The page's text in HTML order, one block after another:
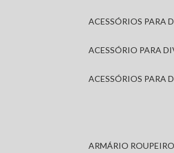
ACESSÓRIOS
ACESSÓRIO PARA
ACESSÓRIOS PARA
ARMÁRIO